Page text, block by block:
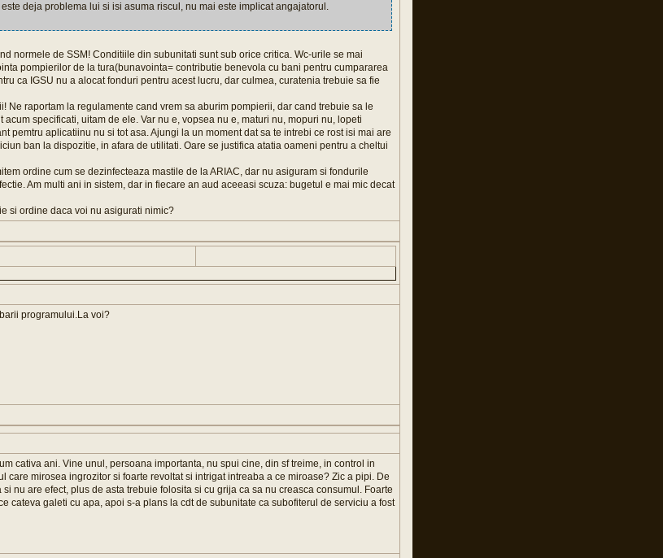
deja problema lui si isi asuma riscul, nu mai este implicat angajatorul.
normele de SSM! Conditiile din subunitati sunt sub orice critica. Wc-urile se mai
pompierilor de la tura(bunavointa= contributie benevola cu bani pentru cumpararea
ca IGSU nu a alocat fonduri pentru acest lucru, dar culmea, curatenia trebuie sa fie
Ne raportam la regulamente cand vrem sa aburim pompierii, dar cand trebuie sa le
acum specificati, uitam de ele. Var nu e, vopsea nu e, maturi nu, mopuri nu, lopeti
pemtru aplicatiinu nu si tot asa. Ajungi la un moment dat sa te intrebi ce rost isi mai are
ban la dispozitie, in afara de utilitati. Oare se justifica atatia oameni pentru a cheltui
ordine cum se dezinfecteaza mastile de la ARIAC, dar nu asiguram si fondurile
Am multi ani in sistem, dar in fiecare an aud aceeasi scuza: bugetul e mai mic decat
si ordine daca voi nu asigurati nimic?
programului.La voi?
cativa ani. Vine unul, persoana importanta, nu spui cine, din sf treime, in control in
care mirosea ingrozitor si foarte revoltat si intrigat intreaba a ce miroase? Zic a pipi. De
nu are efect, plus de asta trebuie folosita si cu grija ca sa nu creasca consumul. Foarte
cateva galeti cu apa, apoi s-a plans la cdt de subunitate ca subofiterul de serviciu a fost